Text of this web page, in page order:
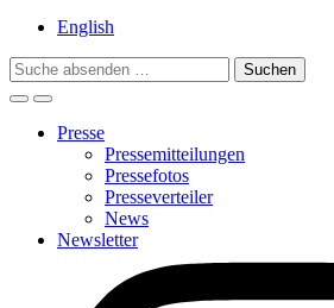
English
Search
for:
Presse
Pressemitteilungen
Pressefotos
Presseverteiler
News
Newsletter